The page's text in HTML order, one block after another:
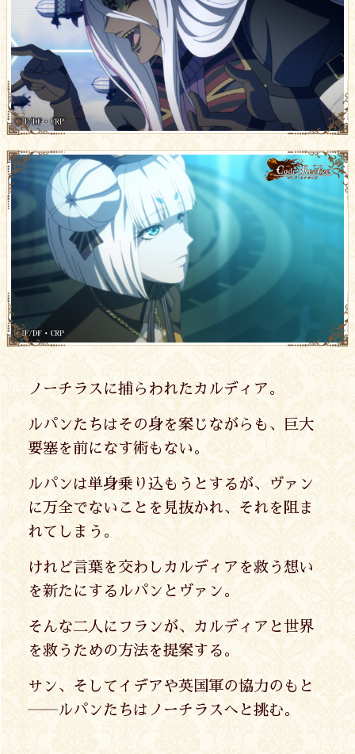
ノーチラスに捕らわれたカルディア。
ルパンたちはその身を案じながらも、巨大
要塞を前になす術もない。
ルパンは単身乗り込もうとするが、ヴァン
に万全でないことを見抜かれ、それを阻ま
れてしまう。
けれど言葉を交わしカルディアを救う想い
を新たにするルパンとヴァン。
そんな二人にフランが、カルディアと世界
を救うための方法を提案する。
サン、そしてイデアや英国軍の協力のもと
――ルパンたちはノーチラスへと挑む。